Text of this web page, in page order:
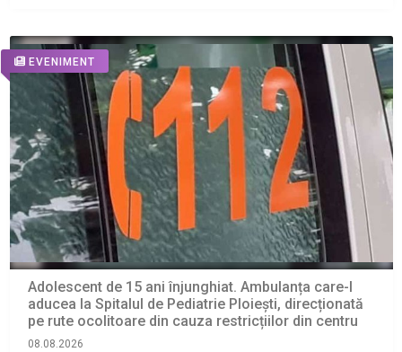
EVENIMENT
Adolescent de 15 ani înjunghiat. Ambulanța care-l
aducea la Spitalul de Pediatrie Ploiești, direcționată
pe rute ocolitoare din cauza restricțiilor din centru
08.08.2026